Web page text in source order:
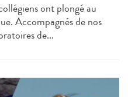
ont plongé au
Accompagnés de nos
de...